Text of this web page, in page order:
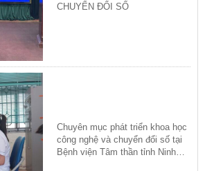
CHUYỂN ĐỔI SỐ
Chuyên mục phát triển khoa học
công nghệ và chuyển đổi số tại
Bệnh viện Tâm thần tỉnh Ninh